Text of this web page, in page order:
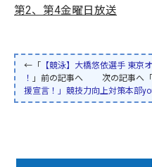
第2、第4金曜日放送
←「 【競泳】大橋悠依選手 東京
！ 」前の記事へ 次の記事へ「
援宣言！」競技力向上対策本部